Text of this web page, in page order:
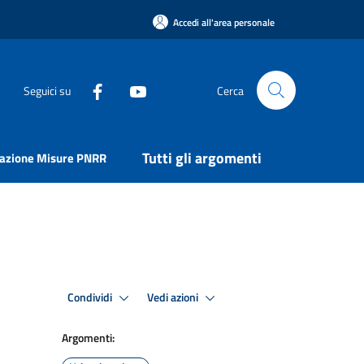
Accedi all'area personale
Seguici su Cerca
Misure PNRR Tutti gli argomenti
Condividi Vedi azioni
Argomenti: